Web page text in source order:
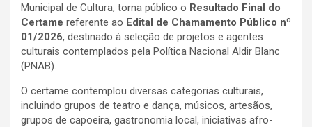
Municipal de Cultura, torna público o Resultado Final do
Certame referente ao Edital de Chamamento Público nº
01/2026, destinado à seleção de projetos e agentes
culturais contemplados pela Política Nacional Aldir Blanc
(PNAB).
O certame contemplou diversas categorias culturais,
incluindo grupos de teatro e dança, músicos, artesãos,
grupos de capoeira, gastronomia local, iniciativas afro-